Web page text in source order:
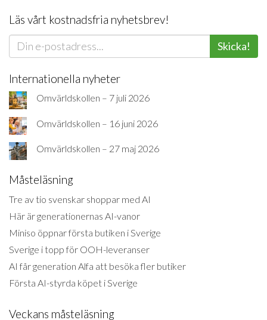
Läs vårt kostnadsfria nyhetsbrev!
Skicka!
Internationella nyheter
Omvärldskollen – 7 juli 2026
Omvärldskollen – 16 juni 2026
Omvärldskollen – 27 maj 2026
Måsteläsning
Tre av tio svenskar shoppar med AI
Här är generationernas AI-vanor
Miniso öppnar första butiken i Sverige
Sverige i topp för OOH-leveranser
AI får generation Alfa att besöka fler butiker
Första AI-styrda köpet i Sverige
Veckans måsteläsning